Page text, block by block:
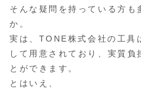
そんな疑問を持っている方も
か。
実は、TONE株式会社の工具
して用意されており、実質
とができます。
とはいえ、